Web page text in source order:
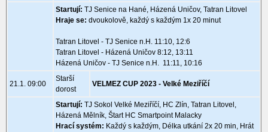
Startují: TJ Senice na Hané, Házená Uničov, Tatran Litovel
Hraje se: dvoukolově, každý s každým 1x 20 minut
Tatran Litovel - TJ Senice n.H. 11:10, 12:6
Tatran Litovel - Házená Uničov 8:12, 13:11
Házená Uničov - TJ Senice n.H. 11:11, 10:16
21.1. 09:00
Starší
dorost
VELMEZ CUP 2023 - Velké Meziříčí
Startují: TJ Sokol Velké Meziříčí, HC Zlín, Tatran Litovel,
Házená Mělník, Štart HC Smartpoint Malacky
Hrací systém: Každý s každým, Délka utkání 2x 20 min, Hrát